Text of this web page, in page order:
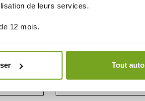
de leurs services.
12 mois.
Tout
4 SPF30 6G
€
COVERMARK
COVERMARK CONCEALER